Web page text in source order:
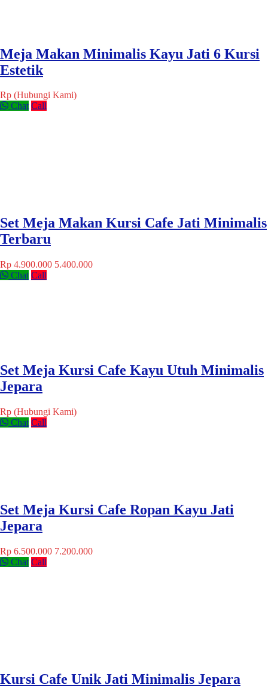
Meja Makan Minimalis Kayu Jati 6 Kursi
Estetik
Rp (Hubungi Kami)
Chat Call
Set Meja Makan Kursi Cafe Jati Minimalis
Terbaru
Rp 4.900.000 5.400.000
Chat Call
Set Meja Kursi Cafe Kayu Utuh Minimalis
Jepara
Rp (Hubungi Kami)
Chat Call
Set Meja Kursi Cafe Ropan Kayu Jati
Jepara
Rp 6.500.000 7.200.000
Chat Call
Kursi Cafe Unik Jati Minimalis Jepara